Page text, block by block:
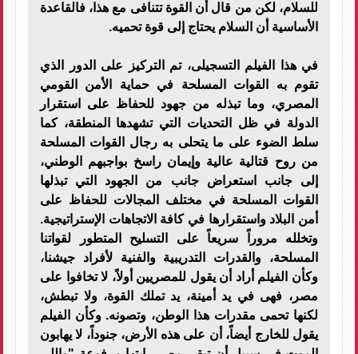
للسلام، لكن من قال أن القوة تتنافى مع هذا، فالقاعدة
الأساسية أن السلام يحتاج إلى قوة تحميه.
في هذا الفيلم التسجيلى، تم التركيز على الدور الذي
تقوم به القوات المسلحة في حماية الأمن القومي
المصري، وما تبذله من جهود للحفاظ على استقرار
الدولة في ظل التحديات التي تشهدها المنطقة، كما
سلط الضوء على ما يتحلى به رجال القوات المسلحة
من روح قتالية عالية وإيمان راسخ بواجبهم الوطني،
إلى جانب استعراض جانب من الجهود التي تبذلها
القوات المسلحة في مختلف المجالات للحفاظ على
أمن البلاد واستقرارها في كافة الاتجاهات الإستراتيجية.
وتخلله مروراً سريعاً على التسليح المتطور لقواتنا
المسلحة، والقدرات التدريبية والفنية لأفراد جيشنا،
وكأن الفيلم أراد أن يقول للمصريين أولاً، لا تخافوا على
مصر، فهى في يد أمينة، يد تملك القوة، ولا تبطش،
لكنها تحمى مقدرات هذا الوطن، وتصونه. وكأن الفيلم
يقول للخارج أيضاً، أن على هذه الأرض، جنوداً، لا يهابون